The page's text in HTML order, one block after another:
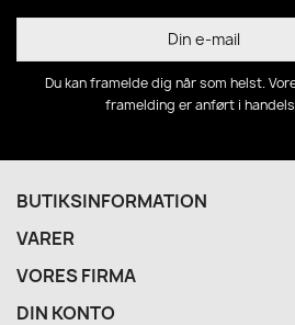
Du kan framelde dig når som helst.
framelding er anført i
BUTIKSINFORMATION
VARER
VORES FIRMA
DIN KONTO